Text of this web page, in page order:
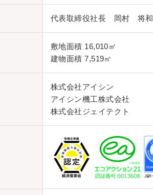
代表取締役社長 岡村 将和
敷地面積 16,010㎡
建物面積 7,519㎡
株式会社アイシン
アイシン機工株式会社
株式会社ジェイテクト